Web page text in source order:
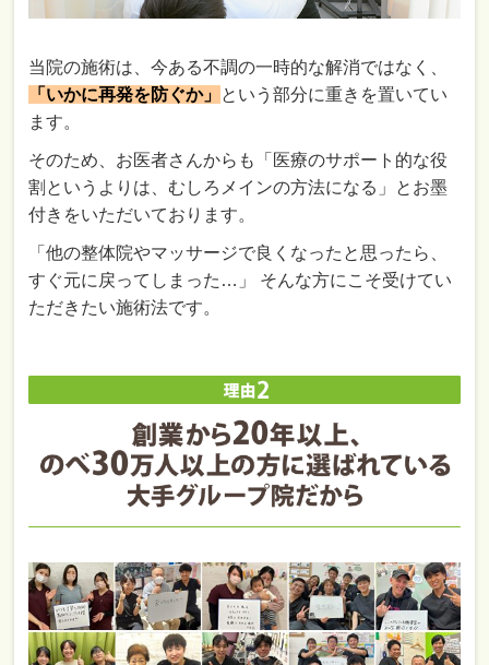
当院の施術は、今ある不調の一時的な解消ではなく、
「いかに再発を防ぐか」 という部分に重きを置いてい
ます。
そのため、お医者さんからも「医療のサポート的な役
割というよりは、むしろメインの方法になる」とお墨
付きをいただいております。
「他の整体院やマッサージで良くなったと思ったら、
すぐ元に戻ってしまった…」 そんな方にこそ受けてい
ただきたい施術法です。